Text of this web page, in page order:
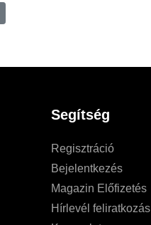
Segítség
Regisztráció
Bejelentkezés
Magazin Előfizetés
Hírlevél feliratkozás